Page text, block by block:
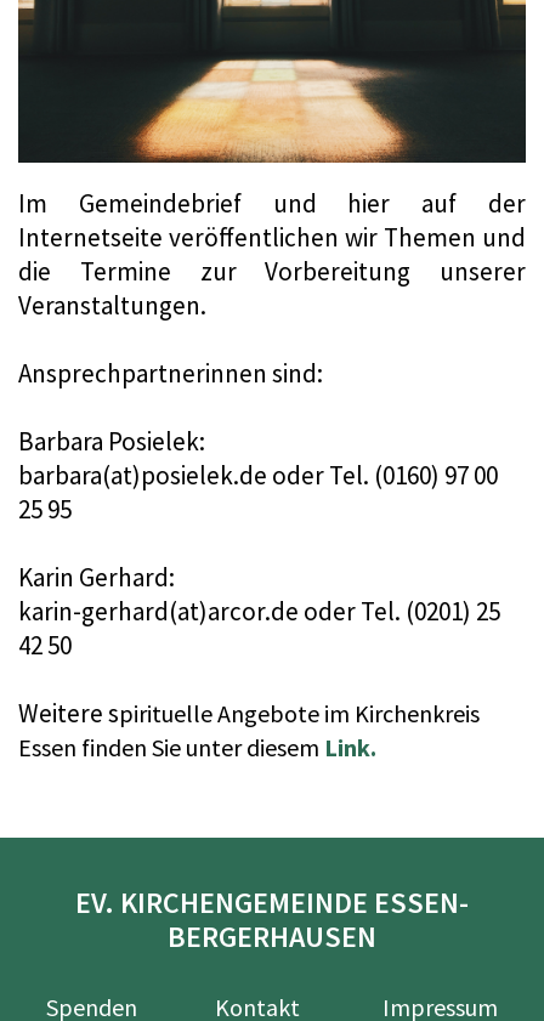
Im Gemeindebrief und hier auf der
Internetseite veröffentlichen wir Themen und
die Termine zur Vorbereitung unserer
Veranstaltungen.
Ansprechpartnerinnen sind:
Barbara Posielek:
barbara(at)posielek.de oder Tel. (0160) 97 00
25 95
Karin Gerhard:
karin-gerhard(at)arcor.de oder Tel. (0201) 25
42 50
Weitere spirituelle Angebote im Kirchenkreis
Essen finden Sie unter diesem Link.
EV. KIRCHENGEMEINDE ESSEN-
BERGERHAUSEN
Spenden Kontakt Impressum